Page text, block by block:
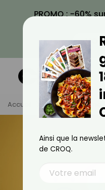
PROMO : -60%
Accueil Tag Hormone
Ainsi que la
de CROQ.